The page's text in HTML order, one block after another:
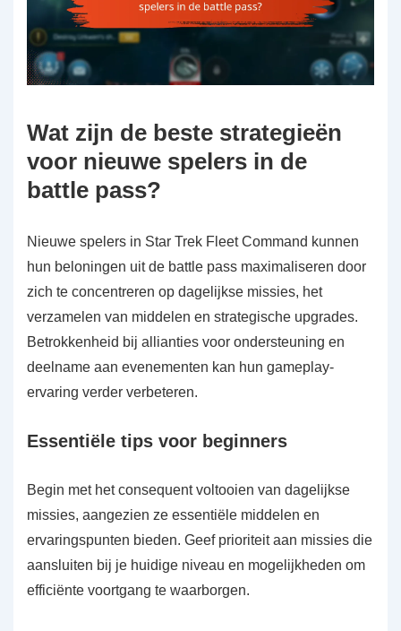
Wat zijn de beste strategieën
voor nieuwe spelers in de
battle pass?
Nieuwe spelers in Star Trek Fleet Command kunnen
hun beloningen uit de battle pass maximaliseren door
zich te concentreren op dagelijkse missies, het
verzamelen van middelen en strategische upgrades.
Betrokkenheid bij allianties voor ondersteuning en
deelname aan evenementen kan hun gameplay-
ervaring verder verbeteren.
Essentiële tips voor beginners
Begin met het consequent voltooien van dagelijkse
missies, aangezien ze essentiële middelen en
ervaringspunten bieden. Geef prioriteit aan missies die
aansluiten bij je huidige niveau en mogelijkheden om
efficiënte voortgang te waarborgen.